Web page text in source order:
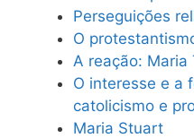
Perseguições
O
A reação: Maria
O interesse e a
catolicismo e
Maria Stuart